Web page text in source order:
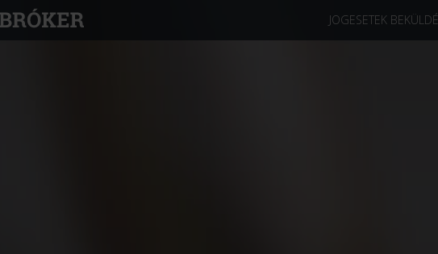
JOGESETEK